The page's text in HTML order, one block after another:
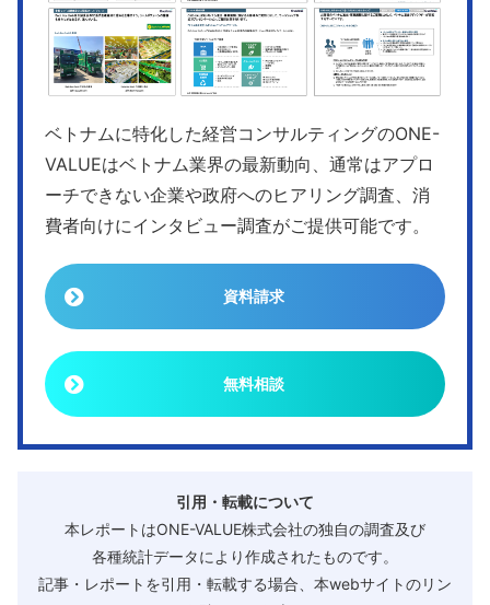
ベトナムに特化した経営コンサルティングのONE-
VALUEはベトナム業界の最新動向、通常はアプロ
ーチできない企業や政府へのヒアリング調査、消
費者向けにインタビュー調査がご提供可能です。
資料請求
無料相談
引用・転載について
本レポートはONE-VALUE株式会社の独自の調査及び
各種統計データにより作成されたものです。
記事・レポートを引用・転載する場合、本webサイトのリン